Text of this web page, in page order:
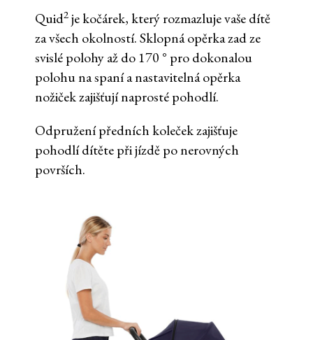
Quid2 je kočárek, který rozmazluje vaše dítě
za všech okolností. Sklopná opěrka zad ze
svislé polohy až do 170 ° pro dokonalou
polohu na spaní a nastavitelná opěrka
nožiček zajišťují naprosté pohodlí.
Odpružení předních koleček zajišťuje
pohodlí dítěte při jízdě po nerovných
površích.